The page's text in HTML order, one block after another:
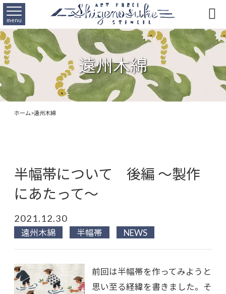
menu 
遠州木綿
ホーム>遠州木綿
半幅帯について 後編 〜製作
にあたって〜
2021.12.30
遠州木綿 半幅帯 NEWS
前回は半幅帯を作ってみようと
思い至る経緯を書きました。 そ